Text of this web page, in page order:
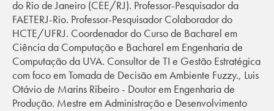
do Rio de Janeiro (CEE/RJ). Professor-Pesquisador da
FAETERJ-Rio. Professor-Pesquisador Colaborador do
HCTE/UFRJ. Coordenador do Curso de Bacharel em
Ciência da Computação e Bacharel em Engenharia de
Computação da UVA. Consultor de TI e Gestão Estratégica
com foco em Tomada de Decisão em Ambiente Fuzzy., Luis
Otávio de Marins Ribeiro - Doutor em Engenharia de
Produção. Mestre em Administração e Desenvolvimento